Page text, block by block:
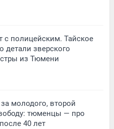
с полицейским. Тайское
детали зверского
из Тюмени
молодого, второй
тюменцы — про
40 лет